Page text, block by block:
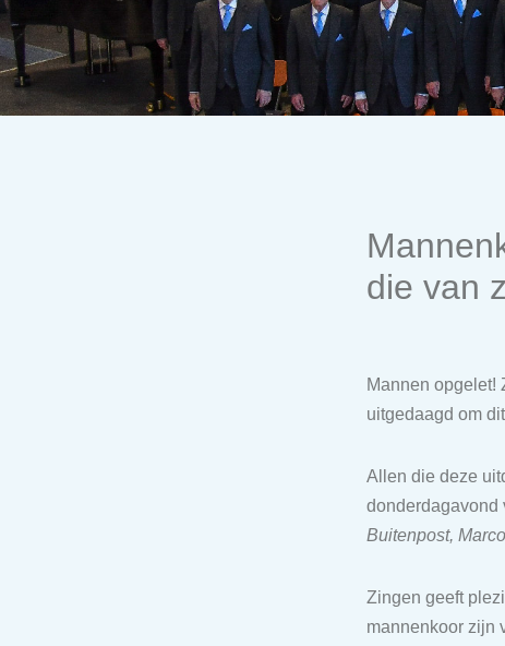
die van
Mannen opgelet!
uitgedaagd om
Allen die deze
donderdagavond
Buitenpost,
Zingen geeft
mannenkoor zijn